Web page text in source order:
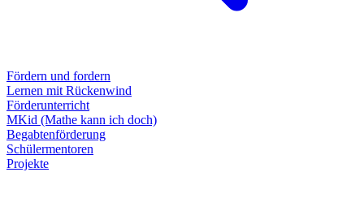
Fördern und fordern
Lernen mit Rückenwind
Förderunterricht
MKid (Mathe kann ich doch)
Begabtenförderung
Schülermentoren
Projekte